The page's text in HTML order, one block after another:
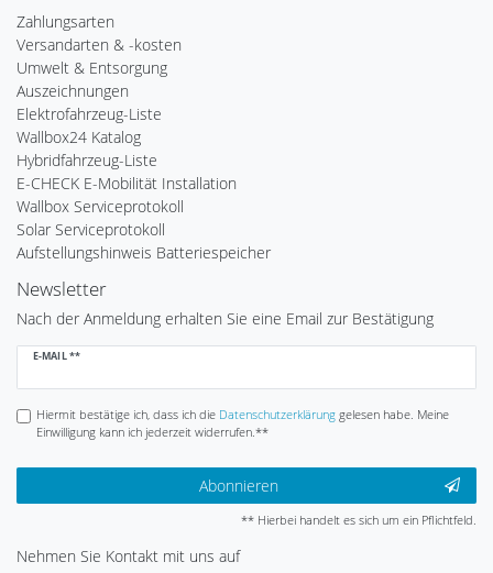
Zahlungsarten
Versandarten & -kosten
Umwelt & Entsorgung
Auszeichnungen
Elektrofahrzeug-Liste
Wallbox24 Katalog
Hybridfahrzeug-Liste
E-CHECK E-Mobilität Installation
Wallbox Serviceprotokoll
Solar Serviceprotokoll
Aufstellungshinweis Batteriespeicher
Newsletter
Nach der Anmeldung erhalten Sie eine Email zur Bestätigung
E-MAIL **
Newsletter
Hiermit bestätige ich, dass ich die Daten­schutz­erklärunggelesen habe. Meine
Einwilligung kann ich jederzeit widerrufen.**
Abonnieren
** Hierbei handelt es sich um ein Pflichtfeld.
Nehmen Sie Kontakt mit uns auf